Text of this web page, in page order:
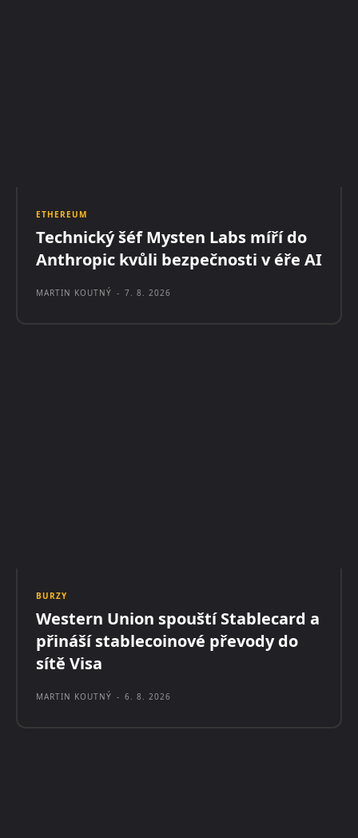
ETHEREUM
Technický šéf Mysten Labs míří do
Anthropic kvůli bezpečnosti v éře AI
MARTIN KOUTNÝ - 7. 8. 2026
BURZY
Western Union spouští Stablecard a
přináší stablecoinové převody do
sítě Visa
MARTIN KOUTNÝ - 6. 8. 2026